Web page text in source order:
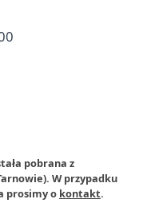
pobrana z
W przypadku
prosimy o kontakt.